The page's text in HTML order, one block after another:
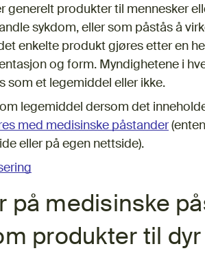
generelt produkter til mennesker
sykdom, eller som påstås å
enkelte produkt gjøres etter en
og form. Myndighetene i
som et legemiddel eller ikke.
legemiddel dersom det
med medisinske påstander
eller på egen nettside).
på medisinske
produkter til dyr